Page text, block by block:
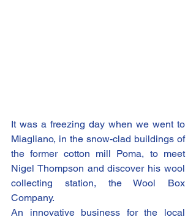
It was a freezing day when we went to
Miagliano, in the snow-clad buildings of
the former cotton mill Poma, to meet
Nigel Thompson and discover his wool
collecting station, the Wool Box
Company.
An innovative business for the local